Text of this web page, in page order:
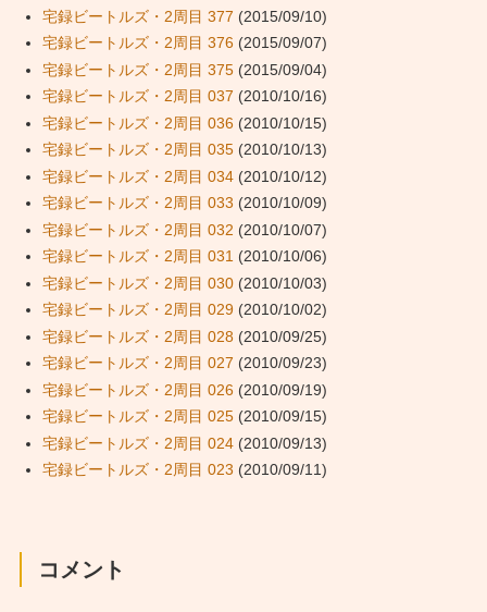
宅録ビートルズ・2周目 377 (2015/09/10)
宅録ビートルズ・2周目 376(2015/09/07)
宅録ビートルズ・2周目 375(2015/09/04)
宅録ビートルズ・2周目 037 (2010/10/16)
宅録ビートルズ・2周目 036(2010/10/15)
宅録ビートルズ・2周目 035(2010/10/13)
宅録ビートルズ・2周目 034(2010/10/12)
宅録ビートルズ・2周目 033 (2010/10/09)
宅録ビートルズ・2周目 032 (2010/10/07)
宅録ビートルズ・2周目 031(2010/10/06)
宅録ビートルズ・2周目 030(2010/10/03)
宅録ビートルズ・2周目 029(2010/10/02)
宅録ビートルズ・2周目 028 (2010/09/25)
宅録ビートルズ・2周目 027 (2010/09/23)
宅録ビートルズ・2周目 026(2010/09/19)
宅録ビートルズ・2周目 025(2010/09/15)
宅録ビートルズ・2周目 024(2010/09/13)
宅録ビートルズ・2周目 023 (2010/09/11)
コメント